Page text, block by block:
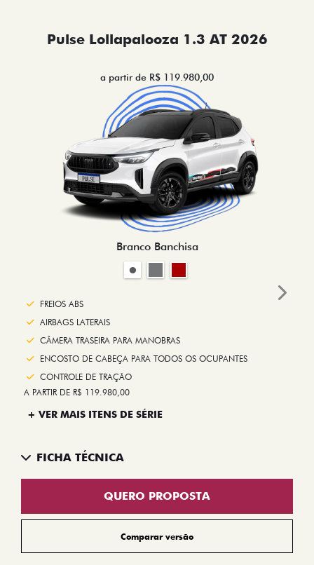
Pulse Lollapalooza 1.3 AT 2026
a partir de R$ 119.980,00
Branco Banchisa
FREIOS ABS
AIRBAGS LATERAIS
CÂMERA TRASEIRA PARA MANOBRAS
ENCOSTO DE CABEÇA PARA TODOS OS OCUPANTES
CONTROLE DE TRAÇÃO
A PARTIR DE R$ 119.980,00
+ VER MAIS ITENS DE SÉRIE
FICHA TÉCNICA
QUERO PROPOSTA
Comparar versão
Next